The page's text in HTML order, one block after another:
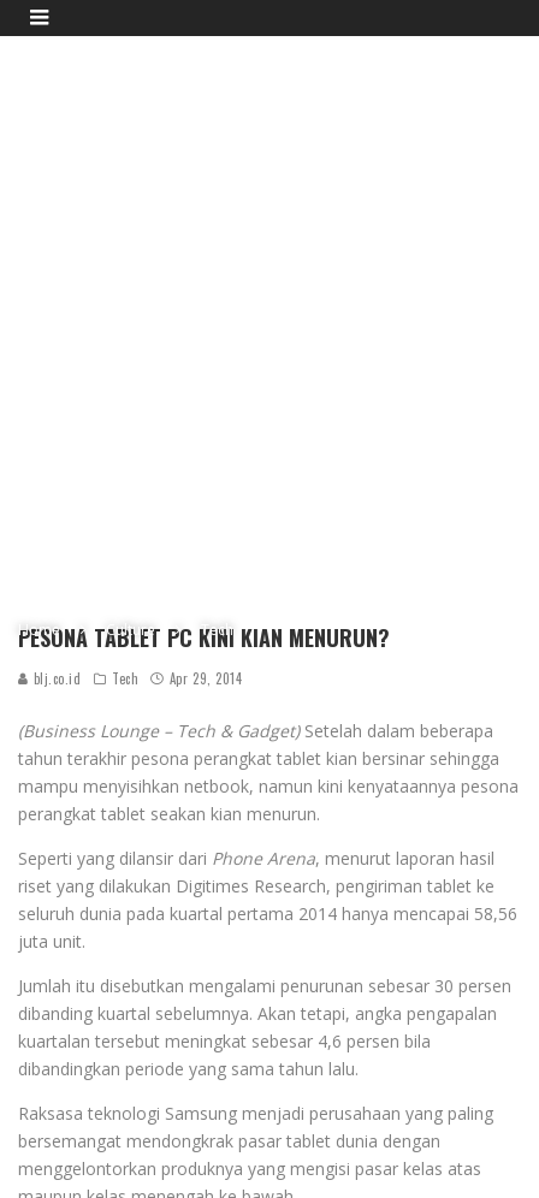
Home Culture Tech
PESONA TABLET PC KINI KIAN MENURUN?
blj.co.id Tech Apr 29, 2014
(Business Lounge – Tech & Gadget)Setelah dalam beberapa
tahun terakhir pesona perangkat tablet kian bersinar sehingga
mampu menyisihkan netbook, namun kini kenyataannya pesona
perangkat tablet seakan kian menurun.
Seperti yang dilansir dari Phone Arena, menurut laporan hasil
riset yang dilakukan Digitimes Research, pengiriman tablet ke
seluruh dunia pada kuartal pertama 2014 hanya mencapai 58,56
juta unit.
Jumlah itu disebutkan mengalami penurunan sebesar 30 persen
dibanding kuartal sebelumnya. Akan tetapi, angka pengapalan
kuartalan tersebut meningkat sebesar 4,6 persen bila
dibandingkan periode yang sama tahun lalu.
Raksasa teknologi Samsung menjadi perusahaan yang paling
bersemangat mendongkrak pasar tablet dunia dengan
menggelontorkan produknya yang mengisi pasar kelas atas